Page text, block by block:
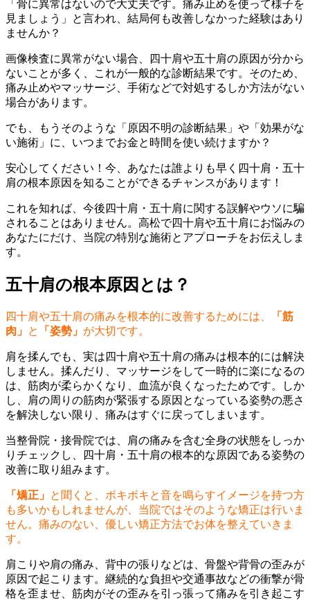
「骨に異常はないので大丈夫です。痛み止めを使って様子を
見ましょう」と言われ、結局何も改善しなかった経験はあり
ませんか？
画像検査に異常がない場合、四十肩や五十肩の原因が分から
ないことが多く、これが一般的な診断結果です。そのため、
痛み止めやマッサージ、手術などで対処するしか方法がない
場合があります。
でも、もうそのような「原因不明の診断結果」や「効果がな
い施術」に、いつまでお金と時間を使い続けますか？
安心してください！今、あなたは誰よりも早く四十肩・五十
肩の根本原因を知ることができるチャンスがあります！
これを知れば、今後四十肩・五十肩に関する誤解やウソに騙
されることはありません。高松で四十肩や五十肩にお悩みの
あなたにだけ、当院の特別な施術とアプローチをお伝えしま
す。
五十肩の根本原因とは？
四十肩や五十肩の痛みを根本的に改善するためには、
「筋
肉」 と 「姿勢」 が大切です。
肩を揉んでも、実は四十肩や五十肩の痛みは根本的には解決
しません。揉んだり、マッサージをして一時的に楽になるの
は、筋肉が柔らかくなり、血流が良くなったためです。しか
し、肩の周りの筋肉が緊張する原因となっている姿勢の悪さ
を解決しない限り、痛みはすぐに戻ってしまいます。
当整骨院・接骨院では、肩の痛みを含む全身の状態をしっか
りチェックし、四十肩・五十肩の根本的な原因である姿勢の
改善に取り組みます。
「矯正」 と聞くと、ボキボキと音を鳴らすイメージを持つ方
も多いかもしれませんが、当院ではそのような矯正は行いま
せん。痛みのない、優しい矯正方法でお体を整えていきま
す。
肩こりや肩の痛み、背中の張りなどは、骨盤や背骨の歪みが
原因で起こります。継続的な負担や交通事故などの衝撃が骨
格を歪ませ、筋肉がその歪みを引っ張って痛みを引き起こす